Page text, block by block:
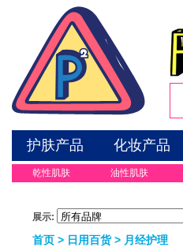
护肤产品 化妆产品
乾性肌肤 油性肌肤
展示:
首页 > 日用百货> 月经护理